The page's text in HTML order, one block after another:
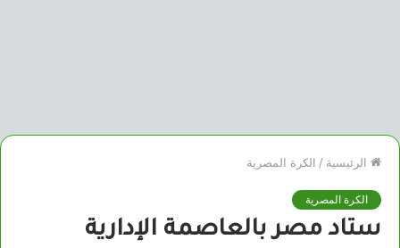
الرئيسية / الكرة المصرية
الكرة المصرية
ستاد مصر بالعاصمة الإدارية